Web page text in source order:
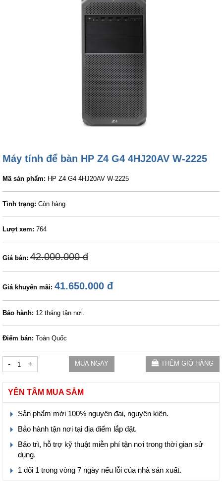
Máy tính để bàn HP Z4 G4 4HJ20AV W-2225
Mã sản phẩm: HP Z4 G4 4HJ20AV W-2225
Tình trạng: Còn hàng
Lượt xem: 764
Giá bán: 42.000.000 đ
Giá khuyến mãi: 41.650.000 đ
Bảo hành: 12 tháng tận nơi.
Điểm bán: Toàn Quốc
- + MUA NGAY THÊM GIỎ HÀNG
YÊN TÂM MUA SẮM
Sản phẩm mới 100% nguyên đai, nguyên kiện.
Bảo hành tận nơi tại địa điểm lắp đặt.
Bảo trì, hỗ trợ kỹ thuật miễn phí tận nơi trong thời gian sử
dụng.
1 đổi 1 trong vòng 7 ngày nếu lỗi của nhà sản xuất.